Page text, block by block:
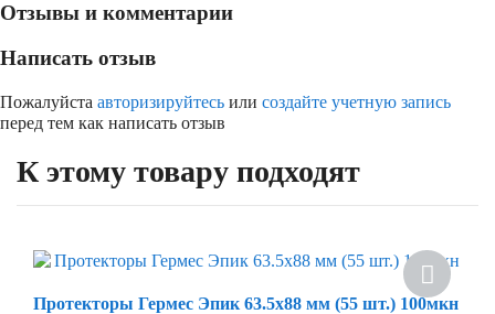
Отзывы и комментарии
Написать отзыв
Пожалуйста авторизируйтесь или создайте учетную запись
перед тем как написать отзыв
К этому товару подходят
Скидка
Протекторы Гермес Эпик 63.5х88 мм (55 шт.) 100мкн